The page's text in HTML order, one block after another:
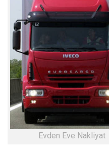
Evden Eve Nakliyat